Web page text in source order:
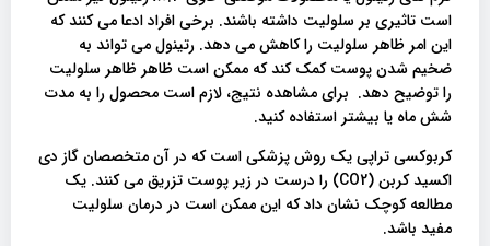
است تاثیری بر سلولیت داشته باشند. برخی افراد ادعا می کنند که
این امر ظاهر سلولیت را کاهش می دهد. رتینول می تواند به
ضخیم شدن پوست کمک کند که ممکن است ظاهر ظاهر سلولیت
را توضیح دهد. برای مشاهده نتیج، لازم است محصول را به مدت
شش ماه یا بیشتر استفاده کنید.
کربوکسی تراپی یک روش پزشکی است که در آن متخصصان گاز دی
اکسید کربن (CO2) را درست در زیر پوست تزریق می کنند. یک
مطالعه کوچک نشان داد که این ممکن است در درمان سلولیت
مفید باشد.